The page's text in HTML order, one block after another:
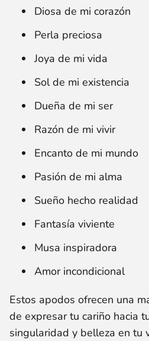
Diosa de mi corazón
Perla preciosa
Joya de mi vida
Sol de mi existencia
Dueña de mi ser
Razón de mi vivir
Encanto de mi mundo
Pasión de mi alma
Sueño hecho realidad
Fantasía viviente
Musa inspiradora
Amor incondicional
Estos apodos ofrecen una
de expresar tu cariño hacia
singularidad y belleza en tu